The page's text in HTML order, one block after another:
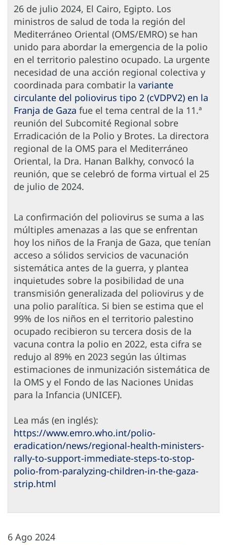
26 de julio 2024, El Cairo, Egipto. Los
ministros de salud de toda la región del
Mediterráneo Oriental (OMS/EMRO) se han
unido para abordar la emergencia de la polio
en el territorio palestino ocupado. La urgente
necesidad de una acción regional colectiva y
coordinada para combatir la variante
circulante del poliovirus tipo 2 (cVDPV2) en la
Franja de Gaza fue el tema central de la 11.ª
reunión del Subcomité Regional sobre
Erradicación de la Polio y Brotes. La directora
regional de la OMS para el Mediterráneo
Oriental, la Dra. Hanan Balkhy, convocó la
reunión, que se celebró de forma virtual el 25
de julio de 2024.
La confirmación del poliovirus se suma a las
múltiples amenazas a las que se enfrentan
hoy los niños de la Franja de Gaza, que tenían
acceso a sólidos servicios de vacunación
sistemática antes de la guerra, y plantea
inquietudes sobre la posibilidad de una
transmisión generalizada del poliovirus y de
una polio paralítica. Si bien se estima que el
99% de los niños en el territorio palestino
ocupado recibieron su tercera dosis de la
vacuna contra la polio en 2022, esta cifra se
redujo al 89% en 2023 según las últimas
estimaciones de inmunización sistemática de
la OMS y el Fondo de las Naciones Unidas
para la Infancia (UNICEF).
Lea más (en inglés):
https://www.emro.who.int/polio-
eradication/news/regional-health-ministers-
rally-to-support-immediate-steps-to-stop-
polio-from-paralyzing-children-in-the-gaza-
strip.html
6 Ago 2024